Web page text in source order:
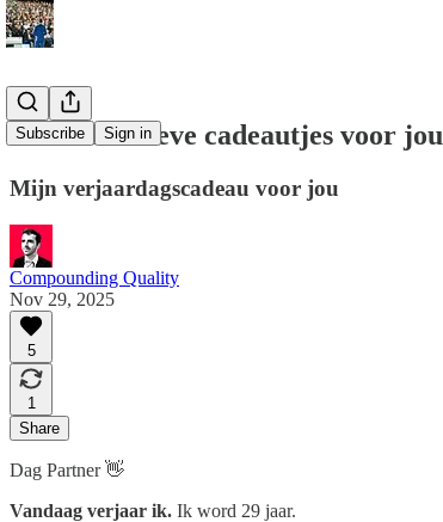
Subscribe Sign in
🎁 5 Exclusieve cadeautjes voor jou
Mijn verjaardagscadeau voor jou
Compounding Quality
Nov 29, 2025
5
1
Share
Dag Partner 👋
Vandaag verjaar ik. Ik word 29 jaar.